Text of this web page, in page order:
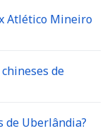
Atlético Mineiro
de
de Uberlândia?